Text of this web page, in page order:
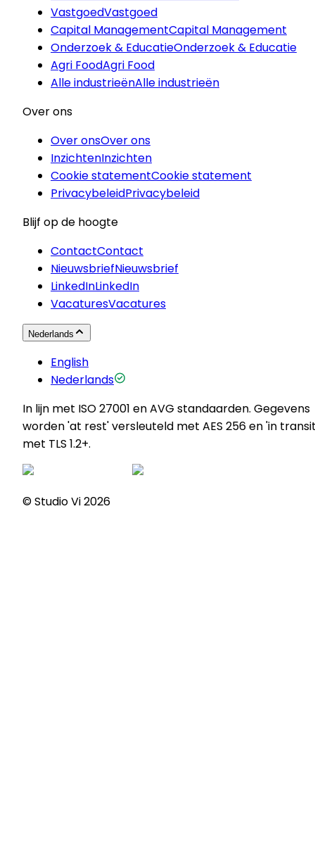
VastgoedVastgoed
Capital ManagementCapital Management
Onderzoek & EducatieOnderzoek & Educatie
Agri FoodAgri Food
Alle industrieënAlle industrieën
Over ons
Over onsOver ons
InzichtenInzichten
Cookie statementCookie statement
PrivacybeleidPrivacybeleid
Blijf op de hoogte
ContactContact
NieuwsbriefNieuwsbrief
LinkedInLinkedIn
VacaturesVacatures
Nederlands
English
Nederlands
In lijn met ISO 27001 en AVG standaarden. Gegevens
worden 'at rest' versleuteld met AES 256 en 'in
met TLS 1.2+.
© Studio Vi2026